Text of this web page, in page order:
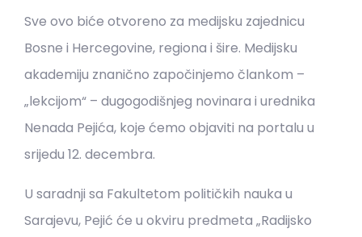
Sve ovo biće otvoreno za medijsku zajednicu
Bosne i Hercegovine, regiona i šire. Medijsku
akademiju znanično započinjemo člankom –
„lekcijom“ – dugogodišnjeg novinara i urednika
Nenada Pejića, koje ćemo objaviti na portalu u
srijedu 12. decembra.
U saradnji sa Fakultetom političkih nauka u
Sarajevu, Pejić će u okviru predmeta „Radijsko